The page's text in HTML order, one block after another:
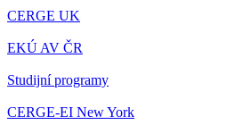
CERGE UK
EKÚ AV ČR
Studijní programy
CERGE-EI New York